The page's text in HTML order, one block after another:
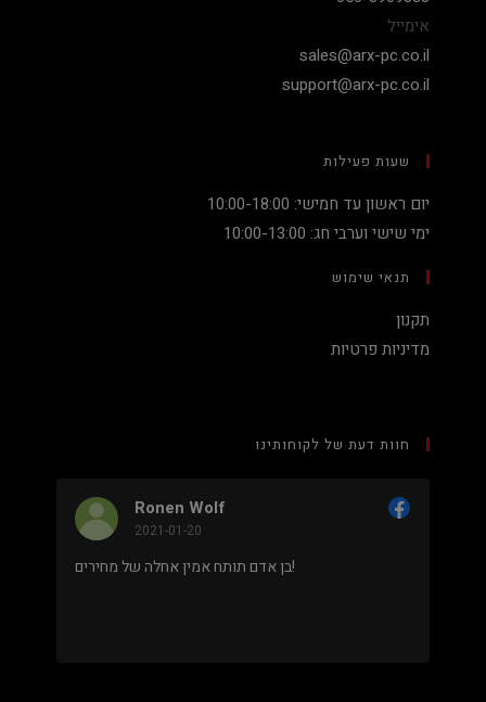
אימייל
sales@arx-pc.co.il
support@arx-pc.co.il
שעות פעילות
יום ראשון עד חמישי: 10:00-18:00
ימי שישי וערבי חג: 10:00-13:00
תנאי שימוש
תקנון
מדיניות פרטיות
חוות דעת של לקוחותינו
Nadav Peket
2020-12-19
מחיר נמוך והוגן למעבד 5900X בלי שצריך לקנות